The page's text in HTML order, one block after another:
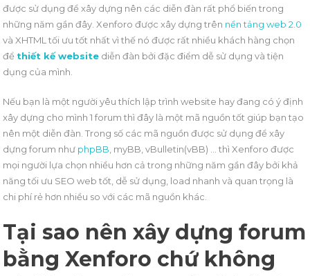
được sử dụng để xây dựng nên các diễn đàn rất phổ biến trong
những năm gần đây. Xenforo được xây dựng trên nền tảng web 2.0
và XHTML tối ưu tốt nhất vì thế nó được rất nhiều khách hàng chọn
để thiết kế website diễn đàn bởi đặc điểm dễ sử dụng và tiện
dụng của mình.
Nếu bạn là một người yêu thích lập trình website hay đang có ý định
xây dựng cho mình 1 forum thì đây là một mã nguồn tốt giúp bạn tạo
nên một diễn đàn. Trong số các mã nguồn được sử dụng để xây
dựng forum như phpBB , myBB, vBulletin(vBB) … thì Xenforo được
mọi người lựa chọn nhiều hơn cả trong những năm gần đây bởi khả
năng tối ưu SEO web tốt, dễ sử dụng, load nhanh và quan trọng là
chi phí rẻ hơn nhiều so với các mã nguồn khác.
Tại sao nênxây dựng forum
bằng Xenforo chứ không